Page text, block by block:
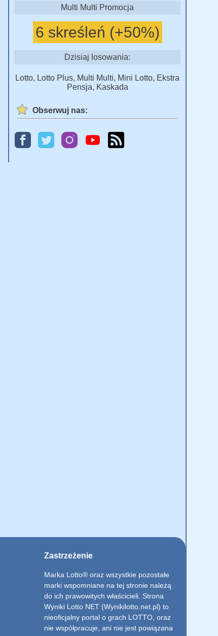
Multi Multi Promocja
6 skreśleń (+50%)
Dzisiaj losowania:
Lotto, Lotto Plus, Multi Multi, Mini Lotto, Ekstra
Pensja, Kaskada
Obserwuj nas:
Zastrzeżenie
Marka Lotto® oraz wszystkie pozostałe
marki wspomniane na tej stronie należą
do ich prawowitych właścicieli. Strona
Wyniki Lotto NET (Wynikilotto.net.pl) to
nieoficjalny portal o grach LOTTO, oraz
nie współpracuje, ani nie jest powiązana